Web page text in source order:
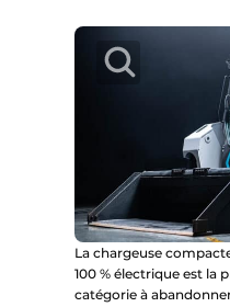
La chargeuse
100 % électrique est la
catégorie à